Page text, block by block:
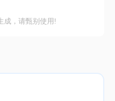
成，请甄别使用!